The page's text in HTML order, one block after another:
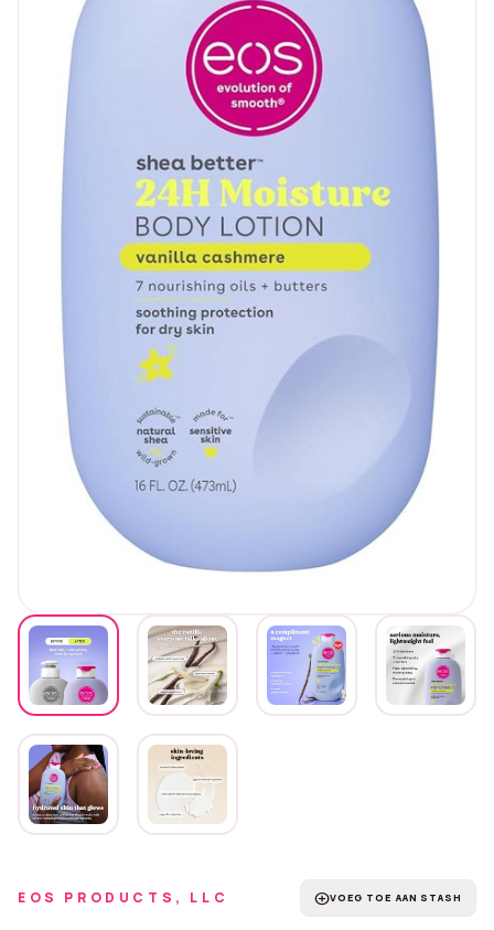
EOS PRODUCTS, LLC add_circleVOEG TOE AAN STASH